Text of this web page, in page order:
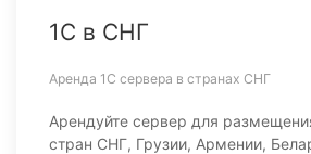
1С в СНГ
Аренда 1С сервера в странах СНГ
Арендуйте сервер для
стран СНГ, Грузии, Армении,